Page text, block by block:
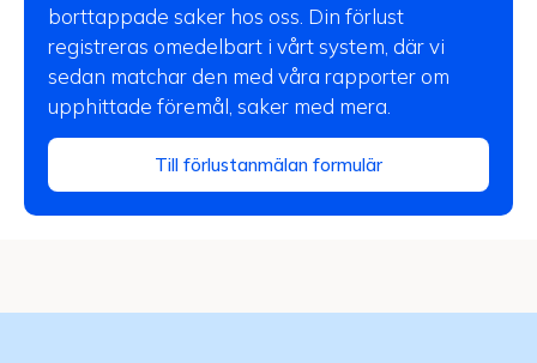
borttappade saker hos oss. Din förlust
registreras omedelbart i vårt system, där vi
sedan matchar den med våra rapporter om
upphittade föremål, saker med mera.
Till förlustanmälan formulär